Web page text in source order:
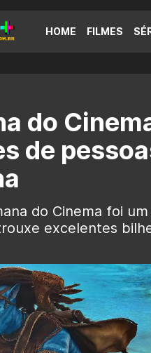
HOME FILMES
do
de
do Cinema foi
excelentes